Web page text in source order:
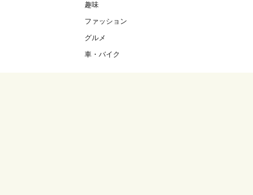
趣味
ファッション
グルメ
車・バイク